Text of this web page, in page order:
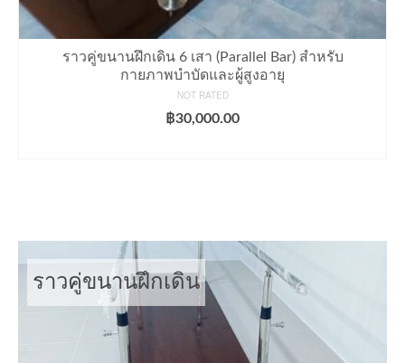
ราวคู่ขนานฝึกเดิน 6 เสา (Parallel Bar) สำหรับ
กายภาพบำบัดและผู้สูงอายุ
NOT RATED
฿30,000.00
ราวคู่ขนานฝึกเดิน